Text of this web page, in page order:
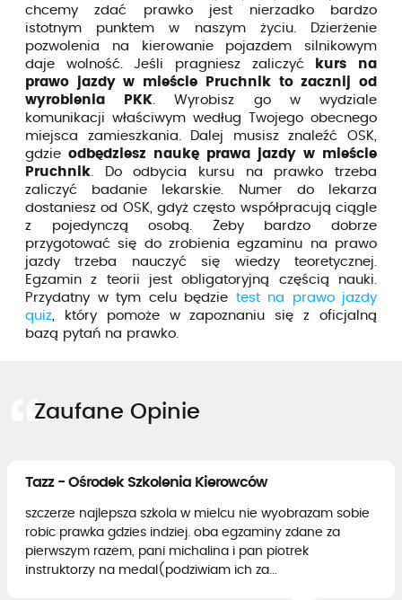
chcemy zdać prawko jest nierzadko bardzo
istotnym punktem w naszym życiu. Dzierżenie
pozwolenia na kierowanie pojazdem silnikowym
daje wolność. Jeśli pragniesz zaliczyć
kurs na
prawo jazdy w mieście Pruchnik to zacznij od
wyrobienia PKK . Wyrobisz go w wydziale
komunikacji właściwym według Twojego obecnego
miejsca zamieszkania. Dalej musisz znaleźć OSK,
gdzie odbędziesz naukę prawa jazdy w mieście
Pruchnik . Do odbycia kursu na prawko trzeba
zaliczyć badanie lekarskie. Numer do lekarza
dostaniesz od OSK, gdyż często współpracują ciągle
z pojedynczą osobą. Żeby bardzo dobrze
przygotować się do zrobienia egzaminu na prawo
jazdy trzeba nauczyć się wiedzy teoretycznej.
Egzamin z teorii jest obligatoryjną częścią nauki.
Przydatny w tym celu będzie test na prawo jazdy
quiz , który pomoże w zapoznaniu się z oficjalną
bazą pytań na prawko.
Zaufane Opinie
Tazz - Ośrodek Szkolenia Kierowców
szczerze najlepsza szkola w mielcu nie wyobrazam sobie
robic prawka gdzies indziej. oba egzaminy zdane za
pierwszym razem, pani michalina i pan piotrek
instruktorzy na medal(podziwiam ich za...